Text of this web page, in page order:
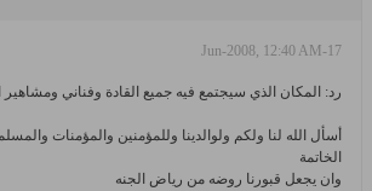
17-Jun-2008, 12:40 AM
رد: المكان الذي سيجتمع فيه جميع القادة وفناني ومشاهير
أسأل الله لنا ولكم ولوالدينا وللمؤمنين والمؤمنات
الخاتمة
وان يجعل قبورنا روضه من رياض الجنه